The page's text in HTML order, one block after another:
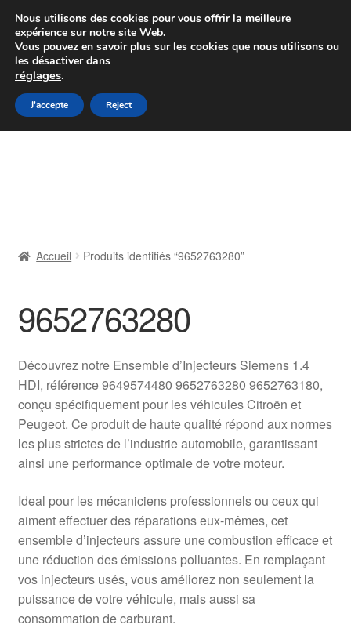
Colissimo livraison à partir de 7 EUR
Du lundi au vendredi de 9 h à 16 h
Aller
à
Aller
au
Livraison
Livraison internationale
Mon compte
Paiements
Plainte
Politique de confidentialité
Procédure de Réclamation
Accueil Produits identifiés “9652763280”
9652763280
Découvrez notre Ensemble d’Injecteurs Siemens 1.4
HDI, référence 9649574480 9652763280 9652763180,
conçu spécifiquement pour les véhicules Citroën et
Peugeot. Ce produit de haute qualité répond aux normes
les plus strictes de l’industrie automobile, garantissant
ainsi une performance optimale de votre moteur.
Ideal pour les mécaniciens professionnels ou ceux qui
aiment effectuer des réparations eux-mêmes, cet
ensemble d’injecteurs assure une combustion efficace et
une réduction des émissions polluantes. En remplaçant
vos injecteurs usés, vous améliorez non seulement la
puissance de votre véhicule, mais aussi sa
consommation de carburant.
Nous utilisons des cookies pour vous offrir la meilleure
expérience sur notre site Web.
Vous pouvez en savoir plus sur les cookies que nous utilisons ou
les désactiver dans
réglages.
J'accepte Reject